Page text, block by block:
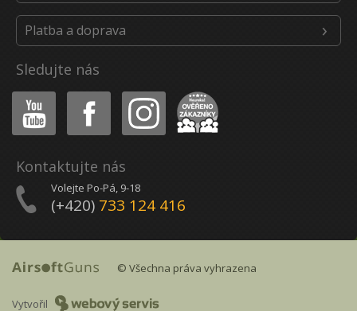
Platba a doprava
Sledujte nás
Youtube Facebook Instagram Heureka
Kontaktujte nás
Volejte Po-Pá, 9-18
(+420) 733 124 416
© Všechna práva vyhrazena
Vytvořil